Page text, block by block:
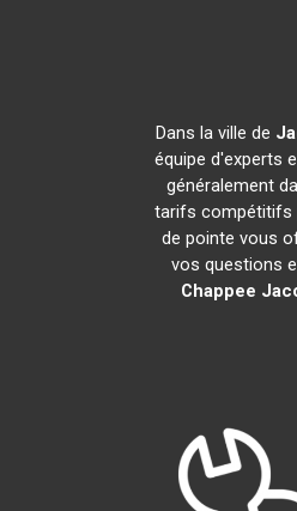
Dans la ville de
équipe d'experts
généralement
tarifs compétitifs
de pointe vous
vos questions
Chappee